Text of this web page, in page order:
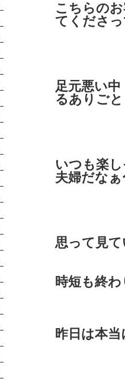
こちらの
てくださ
足元悪い
るありご
いつも楽
夫婦だな
思って見
時短も終
昨日は本